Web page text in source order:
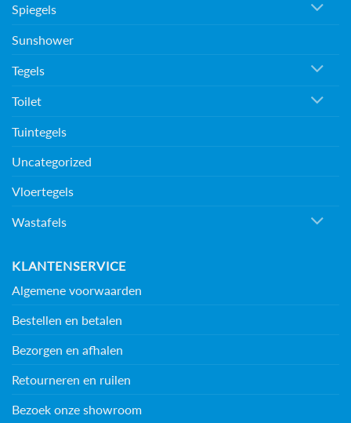
Spiegels
Sunshower
Tegels
Toilet
Tuintegels
Uncategorized
Vloertegels
Wastafels
KLANTENSERVICE
Algemene voorwaarden
Bestellen en betalen
Bezorgen en afhalen
Retourneren en ruilen
Bezoek onze showroom